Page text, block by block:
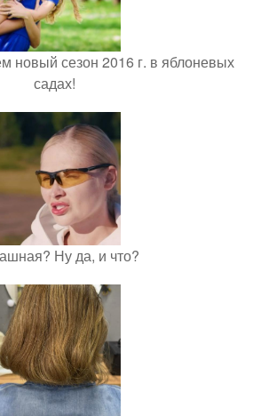
новый сезон 2016 г. в яблоневых
садах!
Ну да, и что?